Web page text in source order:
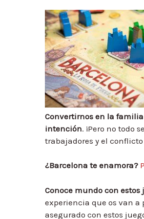
Convertirnos en la
intención. ¡Pero no todo
trabajadores y el
¿Barcelona te enamora?
Conoce mundo con
experiencia que os van a
asegurado con estos